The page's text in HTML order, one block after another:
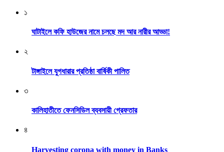
১
ঘাটাইলে কফি হাউজের নামে চলছে মদ আর নারীর আড্ডা!
২
টাঙ্গাইলে যুগধারার প্রতিষ্ঠা বার্ষিকী পালিত
৩
কালিহাতীতে ফেনসিডিল ব্যবসায়ী গ্রেফতার
৪
Harvesting corona with money in Banks